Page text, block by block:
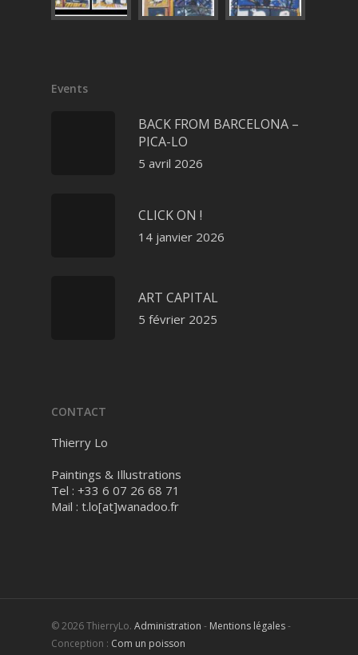
Events
BACK FROM BARCELONA –
PICA-LO
5 avril 2026
CLICK ON !
14 janvier 2026
ART CAPITAL
5 février 2025
CONTACT
Thierry Lo
Paintings & Illustrations
Tel : +33 6 07 26 68 71
Mail : t.lo[at]wanadoo.fr
© 2026 ThierryLo. Administration - Mentions légales-
Conception : Com un poisson